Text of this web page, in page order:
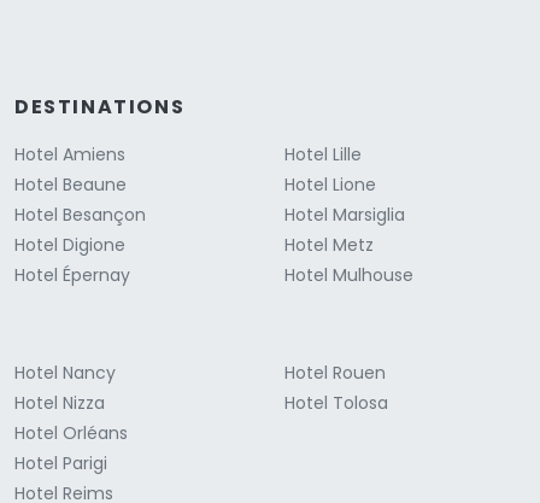
DESTINATIONS
Hotel Amiens
Hotel Beaune
Hotel Besançon
Hotel Digione
Hotel Épernay
Hotel Lille
Hotel Lione
Hotel Marsiglia
Hotel Metz
Hotel Mulhouse
Hotel Nancy
Hotel Nizza
Hotel Orléans
Hotel Parigi
Hotel Reims
Hotel Rouen
Hotel Tolosa